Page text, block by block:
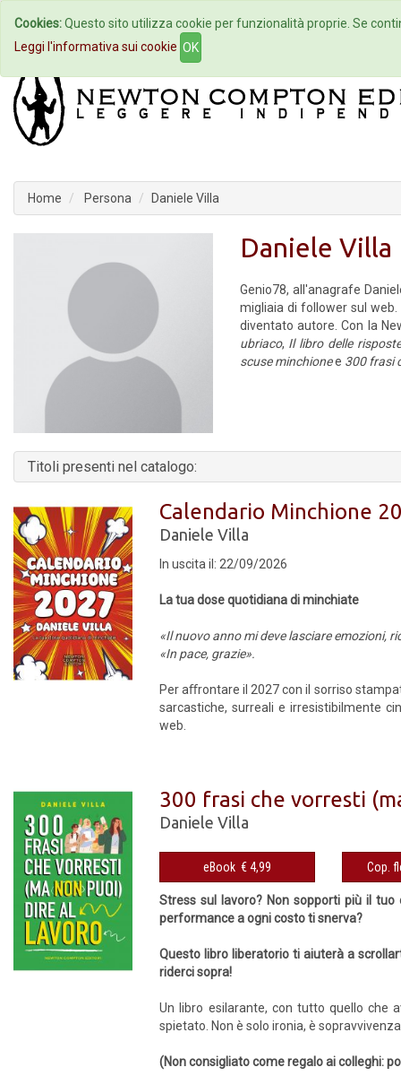
Home Autori Eventi
Home Persona Daniele Villa
Daniele Villa
Genio78, all'anagrafe
migliaia di follower sul
diventato autore. Con la
ubriaco, Il libro delle
scuse minchionee 300 frasi
Titoli presenti nel catalogo:
Calendario Minchione
Daniele Villa
In uscita il: 22/09/2026
La tua dose quotidiana di minchiate
«Il nuovo anno mi deve lasciare emozioni,
«In pace, grazie».
Per aﬀrontare il 2027 con il sorriso
sarcastiche, surreali e irresistibilmente
web.
300 frasi che vorresti
Daniele Villa
eBook € 4,99
Stress sul lavoro? Non sopporti più il
performance a ogni costo ti snerva?
Questo libro liberatorio ti aiuterà a
riderci sopra!
Un libro esilarante, con tutto quello che
spietato. Non è solo ironia, è
(Non consigliato come regalo ai colleghi:
Cookies:Questo sito utilizza cookie per funzionalità proprie. Se
Leggi l'informativa sui cookie OK